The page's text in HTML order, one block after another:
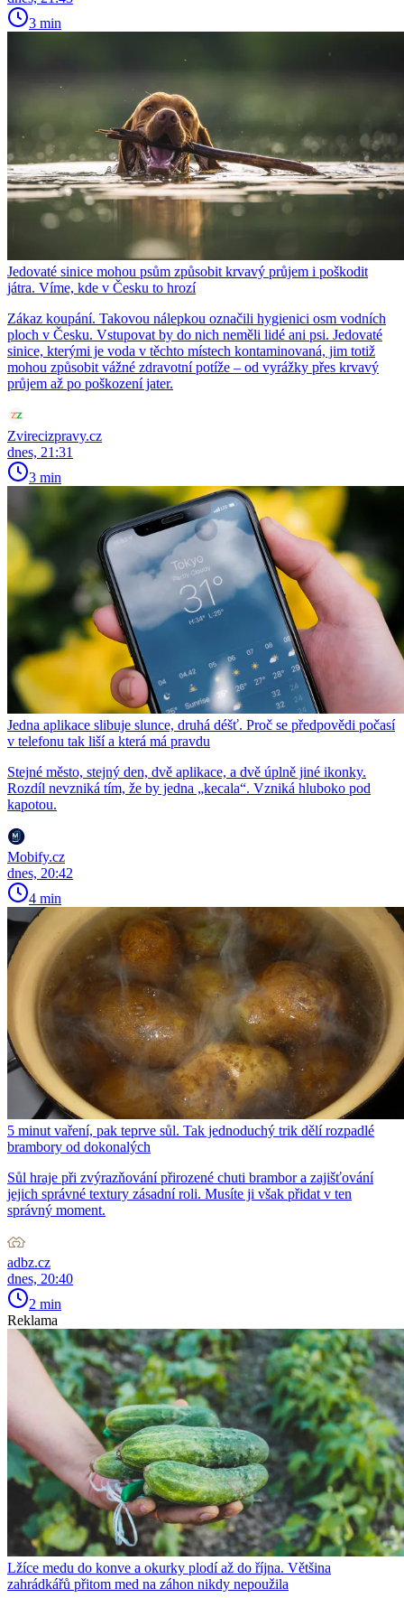
3 min
Jedovaté sinice mohou psům způsobit krvavý průjem i poškodit
játra. Víme, kde v Česku to hrozí
Zákaz koupání. Takovou nálepkou označili hygienici osm vodních
ploch v Česku. Vstupovat by do nich neměli lidé ani psi. Jedovaté
sinice, kterými je voda v těchto místech kontaminovaná, jim totiž
mohou způsobit vážné zdravotní potíže – od vyrážky přes krvavý
průjem až po poškození jater.
Zvirecizpravy.cz
dnes, 21:31
3 min
Jedna aplikace slibuje slunce, druhá déšť. Proč se předpovědi počasí
v telefonu tak liší a která má pravdu
Stejné město, stejný den, dvě aplikace, a dvě úplně jiné ikonky.
Rozdíl nevzniká tím, že by jedna „kecala“. Vzniká hluboko pod
kapotou.
Mobify.cz
dnes, 20:42
4 min
5 minut vaření, pak teprve sůl. Tak jednoduchý trik dělí rozpadlé
brambory od dokonalých
Sůl hraje při zvýrazňování přirozené chuti brambor a zajišťování
jejich správné textury zásadní roli. Musíte ji však přidat v ten
správný moment.
adbz.cz
dnes, 20:40
2 min
Reklama
Lžíce medu do konve a okurky plodí až do října. Většina
zahrádkářů přitom med na záhon nikdy nepoužila